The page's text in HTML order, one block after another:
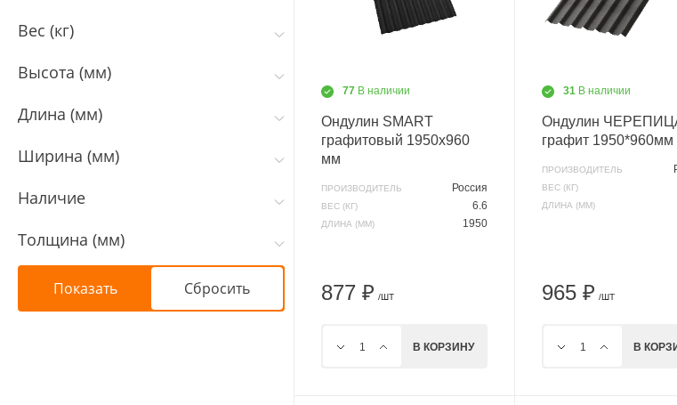
Вес (кг)
Высота (мм)
Длина (мм)
Ширина (мм)
Наличие
Толщина (мм)
77 В наличии
Ондулин SMART
графитовый 1950х960
мм
ПРОИЗВОДИТЕЛЬ Россия
ВЕС (КГ) 6.6
ДЛИНА (ММ) 1950
877 ₽ /ШТ
В КОРЗИНУ
31 В наличии
Ондулин
графит 1950*960мм
ПРОИЗВОДИТЕЛЬ
ВЕС (КГ)
ДЛИНА (ММ)
965 ₽ /ШТ
В